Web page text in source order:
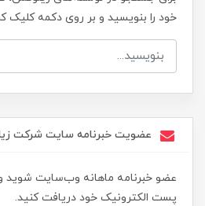
خود را بنویسید و بر روی دکمه کلیک
عضویت خبرنامه سایت شرکت
عضو خبرنامه ماهانه وب‌سایت شوید و
پست الکترونیک خود دریافت کنید.